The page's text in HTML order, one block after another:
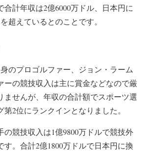
合計年収は2億6000万ドル、日本円に
超えているとのことです。
のプロゴルファー、ジョン・ラーム
ーの競技収入は主に賞金などなので厳
ませんが、年収の合計額でスポーツ選
2位にランクインとなりました。
の競技収入は1億9800万ドルで競技外
す。合計2億1800万ドルで日本円に換